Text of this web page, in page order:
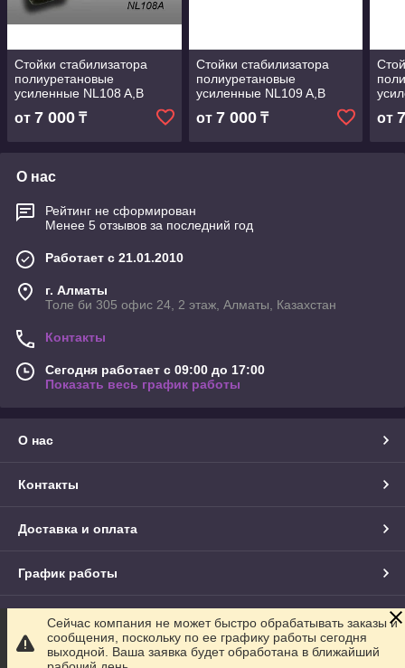
Стойки стабилизатора
полиуретановые
усиленные NL108 A,B
от 7 000 ₸
Стойки стабилизатора
полиуретановые
усиленные NL109 A,B
от 7 000₸ от
О нас
Рейтинг не сформирован
Менее 5 отзывов за последний год
Работает с 21.01.2010
г. Алматы
Толе би 305 офис 24, 2 этаж, Алматы, Казахстан
Контакты
Сегодня работает с 09:00 до 17:00
Показать весь график работы
О нас
Контакты
Доставка и оплата
График работы
Полная версия сайта
Сайт создан на маркетплейсе Satu.kz
Сейчас компания не может быстро обрабатывать заказы и
сообщения, поскольку по ее графику работы сегодня
выходной. Ваша заявка будет обработана в ближайший